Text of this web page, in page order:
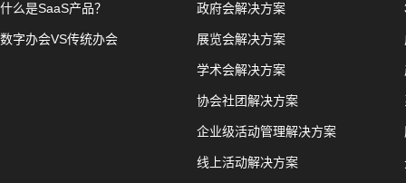
什么是SaaS产品？
数字办会VS传统办会
政府会解决方案
展览会解决方案
学术会解决方案
协会社团解决方案
企业级活动管理解决方案
线上活动解决方案